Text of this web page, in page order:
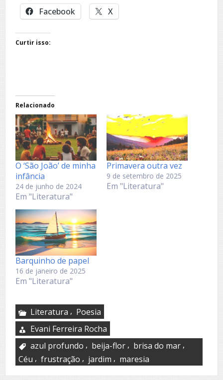
Facebook X
Curtir isso:
Relacionado
O ‘São João’ de minha
infância
24 de junho de 2024
Em "Literatura"
Primavera outra vez
9 de setembro de 2025
Em "Literatura"
Barquinho de papel
16 de janeiro de 2025
Em "Literatura"
Literatura , Poesia
Evani Ferreira Rocha
azul profundo , beija-flor , brisa do mar ,
Céu , frustração , jardim , maresia